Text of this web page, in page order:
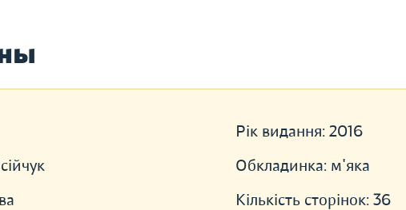
Рік видання: 2016
Обкладинка: м'яка
Кількість сторінок: 36